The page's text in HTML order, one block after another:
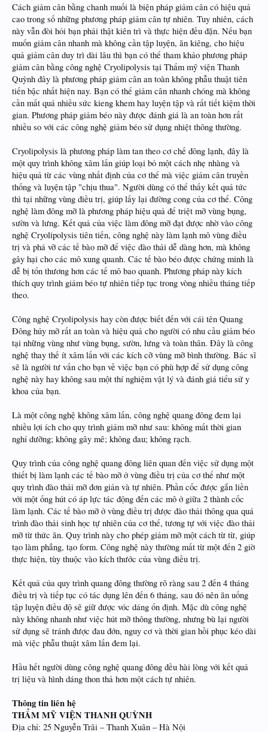
Cách giảm cân bằng chanh muối là biện pháp giảm cân có hiệu quả
cao trong số những phương pháp giảm cân tự nhiên. Tuy nhiên, cách
này vẫn đòi hỏi bạn phải thật kiên trì và thực hiện đều đặn. Nếu bạn
muốn giảm cân nhanh mà không cần tập luyện, ăn kiêng, cho hiệu
quả giảm cân duy trì dài lâu thì bạn có thể tham khảo phương pháp
giảm cân bằng công nghệ Cryolipolysis tại Thẩm mỹ viện Thanh
Quỳnh đây là phương pháp giảm cân an toàn không phẫu thuật tiên
tiến bậc nhất hiện nay. Bạn có thể giảm cân nhanh chóng mà không
cần mất quá nhiều sức kieng khem hay luyện tập và rất tiết kiệm thời
gian. Phương pháp giảm béo này được đánh giá là an toàn hơn rất
nhiều so với các công nghệ giảm béo sử dụng nhiệt thông thường.
Cryolipolysis là phương pháp làm tan theo cơ chế đông lạnh, đây là
một quy trình không xâm lấn giúp loại bỏ một cách nhẹ nhàng và
hiệu quả từ các vùng nhất định của cơ thể mà việc giảm cân truyền
thống và luyện tập "chịu thua". Người dùng có thể thấy kết quả tức
thì tại những vùng điều trị, giúp lấy lại đường cong của cơ thể. Công
nghệ làm đông mỡ là phương pháp hiệu quả để triệt mỡ vùng bụng,
sườn và lưng. Kết quả của việc làm đông mỡ đạt được nhờ vào công
nghệ Cryolipolysis tiên tiến, công nghệ này làm lạnh mô vùng điều
trị và phá vỡ các tế bào mỡ để việc đào thải dễ dàng hơn, mà không
gây hại cho các mô xung quanh. Các tế bào béo được chứng minh là
dễ bị tổn thương hơn các tế mô bao quanh. Phương pháp này kích
thích quy trình giảm béo tự nhiên tiếp tục trong vòng nhiều tháng tiếp
theo.
Công nghệ Cryolipolysis hay còn được biết đến với cái tên Quang
Đông hủy mỡ rất an toàn và hiệu quả cho người có nhu cầu giảm béo
tại những vùng như vùng bụng, sườn, lưng và toàn thân. Đây là công
nghệ thay thế ít xâm lấn với các kích cỡ vùng mỡ bình thường. Bác sĩ
sẽ là người tư vấn cho bạn về việc bạn có phù hợp để sử dụng công
nghệ này hay không sau một thí nghiệm vật lý và đánh giá tiểu sử y
khoa của bạn.
Là một công nghệ không xâm lấn, công nghệ quang đông đem lại
nhiều lợi ích cho quy trình giảm mỡ như sau: không mất thời gian
nghỉ dưỡng; không gây mê; không đau; không rạch.
Quy trình của công nghệ quang đông liên quan đến việc sử dụng một
thiết bị làm lạnh các tế bào mỡ ở vùng điều trị của cơ thể như một
quy trình đào thải mỡ đơn giản và tự nhiên. Phần cốc được gắn liền
với một ống hút có áp lực tác động đến các mô ở giữa 2 thành cốc
làm lạnh. Các tế bào mỡ ở vùng điều trị được đào thải thông qua quá
trình đào thải sinh học tự nhiên của cơ thể, tương tự với việc đào thải
mỡ từ thức ăn. Quy trình này cho phép giảm mỡ một cách từ từ, giúp
tạo làm phẳng, tạo form. Công nghệ này thường mất từ một đến 2 giờ
thực hiện, tùy thuộc vào kích thước của vùng điều trị.
Kết quả của quy trình quang đông thường rõ ràng sau 2 đến 4 tháng
điều trị và tiếp tục có tác dụng lên đến 6 tháng, sau đó nên ăn uống
tập luyện điều độ sẽ giữ được vóc dáng ổn định. Mặc dù công nghệ
này không nhanh như việc hút mỡ thông thường, nhưng bù lại người
sử dụng sẽ tránh được đau đớn, nguy cơ và thời gian hồi phục kéo dài
mà việc phẫu thuật xâm lấn đem lại.
Hầu hết người dùng công nghệ quang đông đều hài lòng với kết quả
trị liệu và hình dáng thon thả hơn một cách tự nhiên.
Thông tin liên hệ
THẨM MỸ VIỆN THANH QUỲNH
Địa chỉ: 25 Nguyễn Trãi – Thanh Xuân – Hà Nội